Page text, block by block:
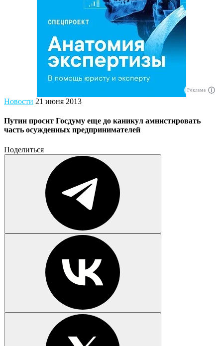
Реклама
Новости 21 июня 2013
Путин просит Госдуму еще до каникул амнистировать
часть осужденных предпринимателей
Поделиться